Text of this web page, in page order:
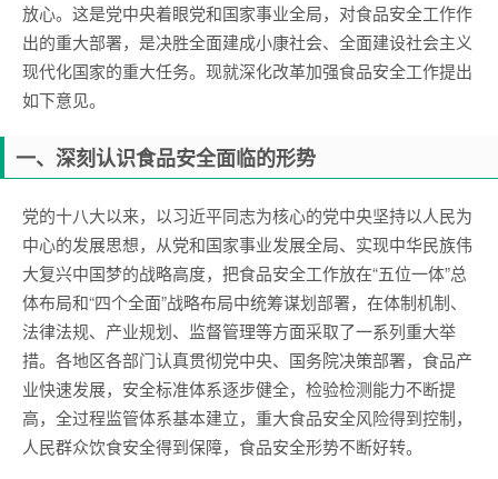
放心。这是党中央着眼党和国家事业全局，对食品安全工作作
出的重大部署，是决胜全面建成小康社会、全面建设社会主义
现代化国家的重大任务。现就深化改革加强食品安全工作提出
如下意见。
一、深刻认识食品安全面临的形势
党的十八大以来，以习近平同志为核心的党中央坚持以人民为
中心的发展思想，从党和国家事业发展全局、实现中华民族伟
大复兴中国梦的战略高度，把食品安全工作放在“五位一体”总
体布局和“四个全面”战略布局中统筹谋划部署，在体制机制、
法律法规、产业规划、监督管理等方面采取了一系列重大举
措。各地区各部门认真贯彻党中央、国务院决策部署，食品产
业快速发展，安全标准体系逐步健全，检验检测能力不断提
高，全过程监管体系基本建立，重大食品安全风险得到控制，
人民群众饮食安全得到保障，食品安全形势不断好转。